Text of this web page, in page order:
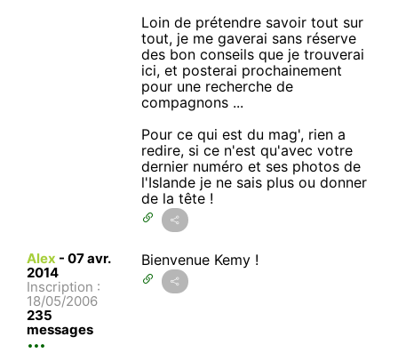
Loin de prétendre savoir tout sur
tout, je me gaverai sans réserve
des bon conseils que je trouverai
ici, et posterai prochainement
pour une recherche de
compagnons ...
Pour ce qui est du mag', rien a
redire, si ce n'est qu'avec votre
dernier numéro et ses photos de
l'Islande je ne sais plus ou donner
de la tête !
Alex - 07 avr.
2014
Inscription :
18/05/2006
235
messages
Bienvenue Kemy !